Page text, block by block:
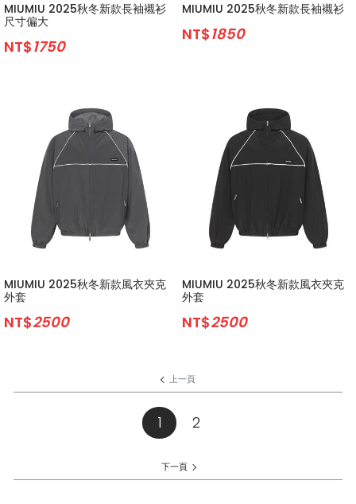
MIUMIU 2025秋冬新款長袖襯衫
尺寸偏大
NT$1750
MIUMIU 2025秋冬新款長袖襯衫
NT$1850
MIUMIU 2025秋冬新款風衣夾克
外套
NT$2500
MIUMIU 2025秋冬新款風衣夾克
外套
NT$2500
上一頁
1 (current)
2
下一頁